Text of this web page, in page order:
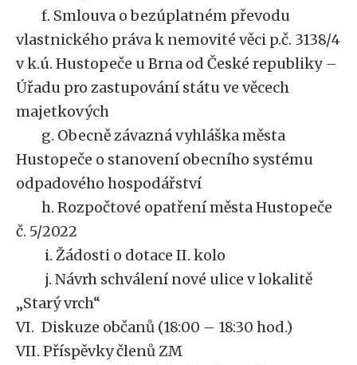
f. Smlouva o bezúplatném převodu
vlastnického práva k nemovité věci p.č. 3138/4
v k.ú. Hustopeče u Brna od České republiky –
Úřadu pro zastupování státu ve věcech
majetkových
g. Obecně závazná vyhláška města
Hustopeče o stanovení obecního systému
odpadového hospodářství
h. Rozpočtové opatření města Hustopeče
č. 5/2022
i. Žádosti o dotace II. kolo
j. Návrh schválení nové ulice v lokalitě
„Starý vrch“
VI. Diskuze občanů (18:00 – 18:30 hod.)
VII. Příspěvky členů ZM